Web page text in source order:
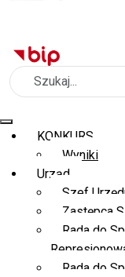
Szukaj
KONKURS
Wyniki
Urząd
Szef
Zastępca
Rada do
Rada do